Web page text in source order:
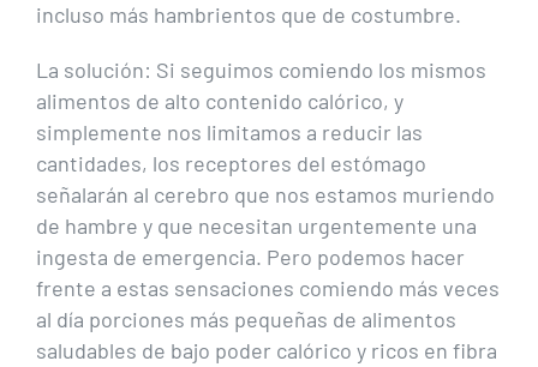
incluso más hambrientos que de costumbre.
La solución: Si seguimos comiendo los mismos
alimentos de alto contenido calórico, y
simplemente nos limitamos a reducir las
cantidades, los receptores del estómago
señalarán al cerebro que nos estamos muriendo
de hambre y que necesitan urgentemente una
ingesta de emergencia. Pero podemos hacer
frente a estas sensaciones comiendo más veces
al día porciones más pequeñas de alimentos
saludables de bajo poder calórico y ricos en fibra